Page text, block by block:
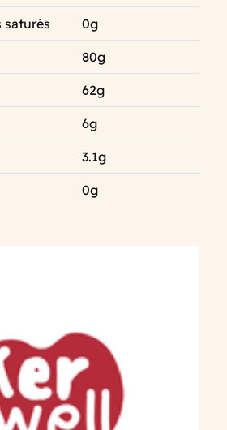
saturés 0g
80g
62g
6g
3.1g
0g